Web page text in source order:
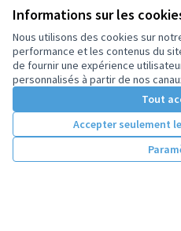
Informations sur les
Nous utilisons des cookies sur
performance et les contenus du
de fournir une expérience
personnalisés à partir de nos
Tout
Accepter seulement